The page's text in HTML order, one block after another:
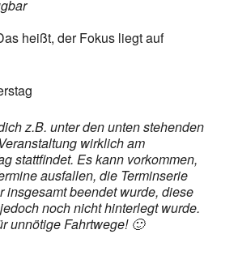
heißt, der Fokus liegt auf
z.B. unter den unten stehenden
wirklich am
stattfindet. Es kann vorkommen,
ausfallen, die Terminserie
insgesamt beendet wurde, diese
noch nicht hinterlegt wurde.
unnötige Fahrtwege! 🙂